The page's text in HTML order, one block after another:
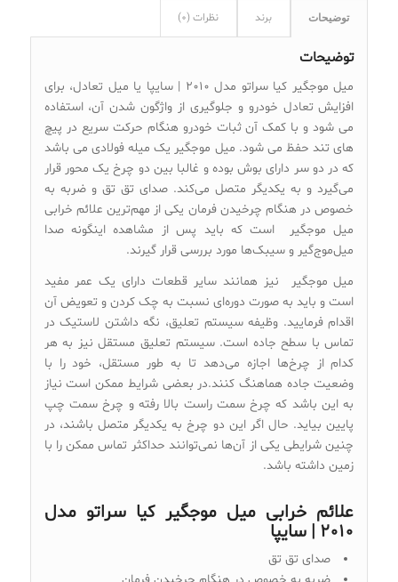
توضیحات برند نظرات (0)
توضیحات
میل موجگیر کیا سراتو مدل ۲۰۱۰ | سایپا یا میل تعادل، برای
افزایش تعادل خودرو و جلوگیری از واژگون شدن آن، استفاده
می شود و با کمک آن ثبات خودرو هنگام حرکت سریع در پیچ
های تند حفظ می شود. میل موجگیر یک میله فولادی می باشد
که در دو سر دارای بوش بوده و غالبا بین دو چرخ یک محور قرار
می‌گیرد و به یکدیگر متصل می‌کند. صدای تق تق و ضربه به
خصوص در هنگام چرخیدن فرمان یکی از مهم‌ترین علائم خرابی
میل موجگیر است که باید پس از مشاهده اینگونه صدا
میل‌موج‌گیر و سیبک‌ها مورد بررسی قرار گیرند.
میل موجگیر نیز همانند سایر قطعات دارای یک عمر مفید
است و باید به صورت دوره‌ای نسبت به چک کردن و تعویض آن
اقدام فرمایید. وظیفه سیستم تعلیق، نگه داشتن لاستیک در
تماس با سطح جاده است. سیستم تعلیق مستقل نیز به هر
کدام از چرخ‌ها اجازه می‌دهد تا به طور مستقل، خود را با
وضعیت جاده هماهنگ کنند.در بعضی شرایط ممکن است نیاز
به این باشد که چرخ سمت راست بالا رفته و چرخ سمت چپ
پایین بیاید. حال اگر این دو چرخ به یکدیگر متصل باشند، در
چنین شرایطی یکی از آن‌ها نمی‌توانند حداکثر تماس ممکن را با
زمین داشته باشد.
علائم خرابی میل موجگیر کیا سراتو مدل
۲۰۱۰ | سایپا
صدای تق تق